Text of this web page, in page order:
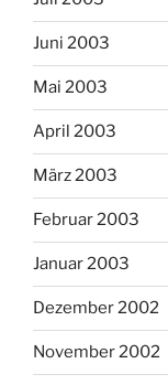
Juni 2003
Mai 2003
April 2003
März 2003
Februar 2003
Januar 2003
Dezember 2002
November 2002